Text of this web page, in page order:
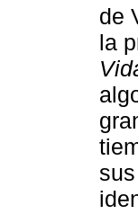
de
la